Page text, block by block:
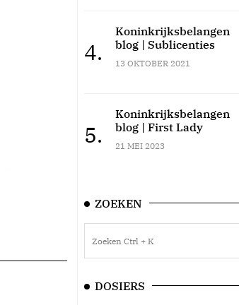
4.
Koninkrijksbelangen
blog | Sublicenties
13 OKTOBER 2021
5.
Koninkrijksbelangen
blog | First Lady
21 MEI 2023
ZOEKEN
DOSIERS